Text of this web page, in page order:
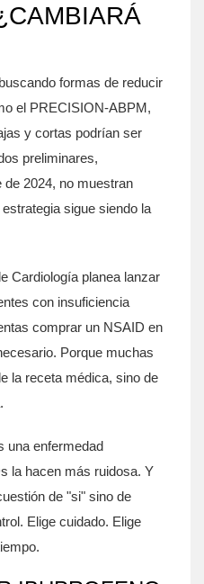
formas de reducir
el PRECISION-ABPM,
y cortas podrían ser
preliminares,
de 2024, no muestran
sigue siendo la
Cardiología planea lanzar
con insuficiencia
comprar un NSAID en
Porque muchas
la receta médica, sino de
una enfermedad
la hacen más ruidosa. Y
de "si" sino de
Elige cuidado. Elige